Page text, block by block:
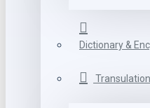
Dictionary &